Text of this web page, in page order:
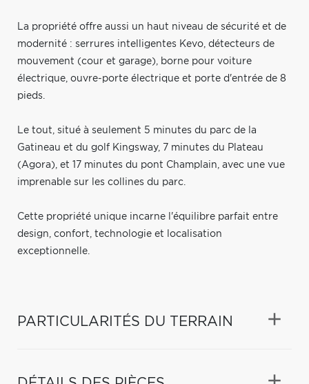
La propriété offre aussi un haut niveau de sécurité et de
modernité : serrures intelligentes Kevo, détecteurs de
mouvement (cour et garage), borne pour voiture
électrique, ouvre-porte électrique et porte d'entrée de 8
pieds.
Le tout, situé à seulement 5 minutes du parc de la
Gatineau et du golf Kingsway, 7 minutes du Plateau
(Agora), et 17 minutes du pont Champlain, avec une vue
imprenable sur les collines du parc.
Cette propriété unique incarne l'équilibre parfait entre
design, confort, technologie et localisation
exceptionnelle.
PARTICULARITÉS DU TERRAIN